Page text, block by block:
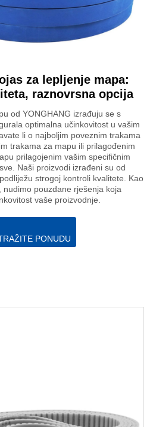
za lepljenje mapa:
raznovrsna opcija
od YONGHANG izrađuju se s
optimalna učinkovitost u vašim
li o najboljim poveznim trakama
trakama za mapu ili prilagođenim
prilagojenim vašim specifičnim
Naši proizvodi izrađeni su od
strogoj kontroli kvalitete. Kao
nudimo pouzdane rješenja koja
vaše proizvodnje.
PONUDU